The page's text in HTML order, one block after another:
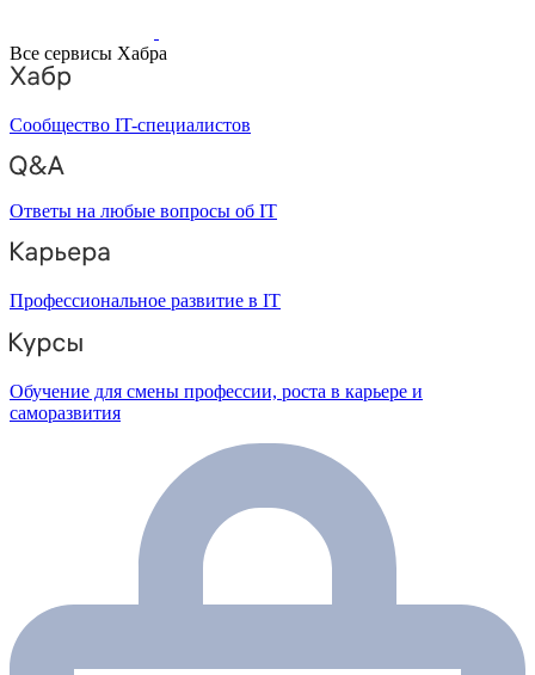
Все сервисы Хабра
Сообщество IT-специалистов
Ответы на любые вопросы об IT
Профессиональное развитие в IT
Обучение для смены профессии, роста в карьере и
саморазвития